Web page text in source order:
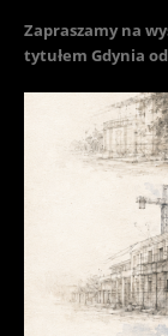
Zapraszamy na
tytułem Gdynia